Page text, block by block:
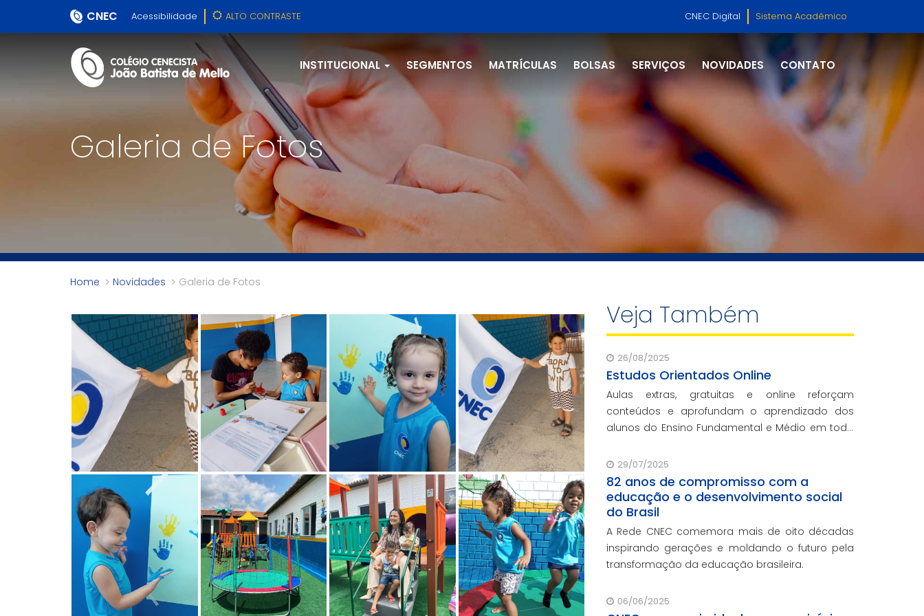
CNEC Acessibilidade ALTO CONTRASTE CNEC Digital Sistema Acadêmico
INSTITUCIONAL SEGMENTOS MATRÍCULAS BOLSAS SERVIÇOS NOVIDADES CONTATO
Galeria de Fotos
Home Novidades Galeria de Fotos
Veja Também
26/08/2025
Estudos Orientados Online
Aulas extras, gratuitas e online reforçam
conteúdos e aprofundam o aprendizado dos
alunos do Ensino Fundamental e Médio em toda
29/07/2025
82 anos de compromisso com a
educação e o desenvolvimento social
do Brasil
A Rede CNEC comemora mais de oito décadas
inspirando gerações e moldando o futuro pela
transformação da educação brasileira.
06/06/2025